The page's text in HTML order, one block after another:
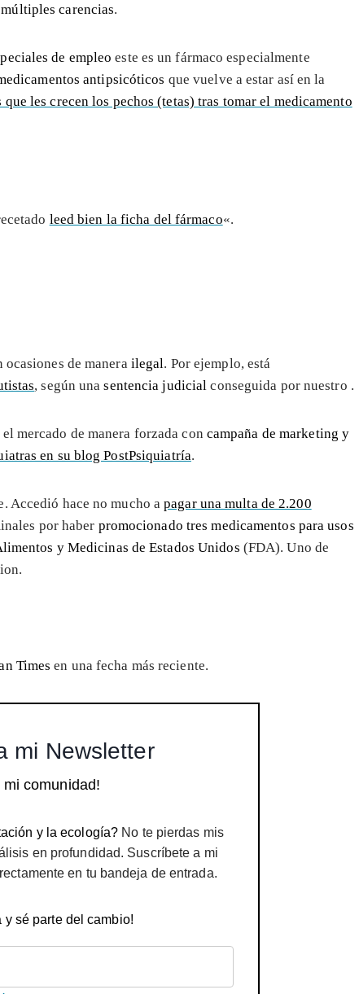
carencias.
de empleo este es un fármaco especialmente
antipsicóticos que vuelve a estar así en la
que les crecen los pechos (tetas) tras tomar el medicamento
leed bien la ficha del fármaco«.
de manera ilegal. Por ejemplo, está
, según unasentencia judicial conseguida por nuestro .
mercado de manera forzada con campaña de marketing y
en su blog PostPsiquiatría.
Accedió hace no mucho apagar una multa de 2.200
por haber promocionado tres medicamentos para usos
y Medicinas de Estados Unidos (FDA). Uno de
Times en una fecha más reciente.
mi Newsletter
mi comunidad!
y la ecología? No te pierdas mis
en profundidad. Suscríbete a mi
en tu bandeja de entrada.
y sé parte del cambio!